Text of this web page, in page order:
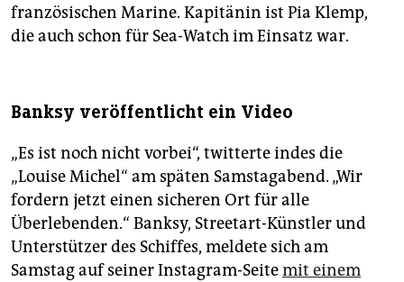
französischen Marine. Kapitänin ist Pia Klemp,
die auch schon für Sea-Watch im Einsatz war.
Banksy veröffentlicht ein Video
„Es ist noch nicht vorbei“, twitterte indes die
„Louise Michel“ am späten Samstagabend. „Wir
fordern jetzt einen sicheren Ort für alle
Überlebenden.“ Banksy, Streetart-Künstler und
Unterstützer des Schiffes, meldete sich am
Samstag auf seiner Instagram-Seitemit einem